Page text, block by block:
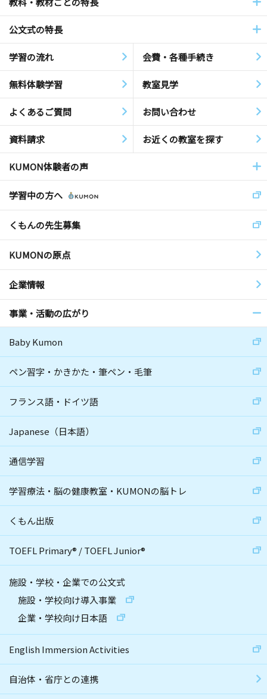
公文式の特長
学習の流れ 会費・各種手続き
無料体験学習 教室見学
よくあるご質問 お問い合わせ
資料請求 お近くの教室を探す
KUMON体験者の声
学習中の方へ
くもんの先生募集
KUMONの原点
企業情報
事業・活動の広がり
Baby Kumon
ペン習字・かきかた・筆ペン・毛筆
フランス語・ドイツ語
Japanese（日本語）
通信学習
学習療法・脳の健康教室・KUMONの脳トレ
くもん出版
TOEFL Primary® /TOEFL Junior®
施設・学校・企業での公文式
施設・学校向け導入事業
企業・学校向け日本語
English Immersion Activities
自治体・省庁との連携